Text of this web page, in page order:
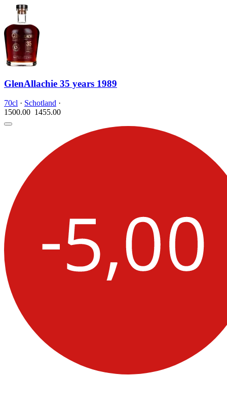
GlenAllachie 35 years 1989
70cl · Schotland ·
1500.00 1455.00